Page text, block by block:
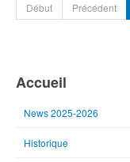
Début Précédent
Accueil
News 2025-2026
Historique